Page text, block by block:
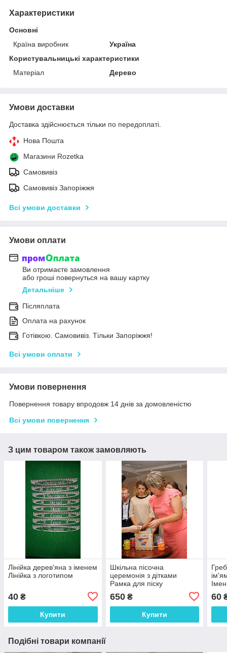
Характеристики
Основні
Країна виробник
Україна
Користувальницькі характеристики
Матеріал
Дерево
Умови доставки
Доставка здійснюється тільки по передоплаті.
Нова Пошта
Магазини Rozetka
Самовивіз
Самовивіз Запоріжжя
Всі умови доставки
Умови оплати
Ви отримаєте замовлення
або гроші повернуться на вашу картку
Детальніше
Післяплата
Оплата на рахунок
Готівкою. Самовивіз. Тільки Запоріжжя!
Всі умови оплати
Умови повернення
Повернення товару впродовж 14 днів за домовленістю
Всі умови повернення
З цим товаром також замовляють
Лінійка дерев'яна з іменем
Лінійка з логотипом
40 ₴
Купити
Шкільна пісочна
церемонія з дітками
Рамка для піску
650₴
Купити
60
Подібні товари компанії